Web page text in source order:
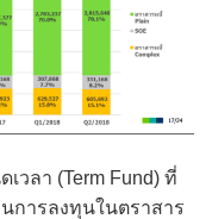
ลา (Term Fund) ที่
การลงทุนในตราสาร